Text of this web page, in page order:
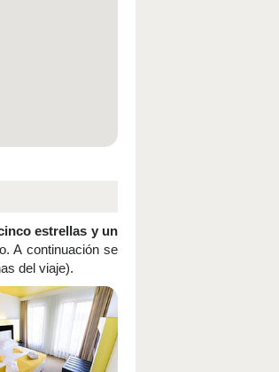
estrellas y un
A continuación se
del viaje).